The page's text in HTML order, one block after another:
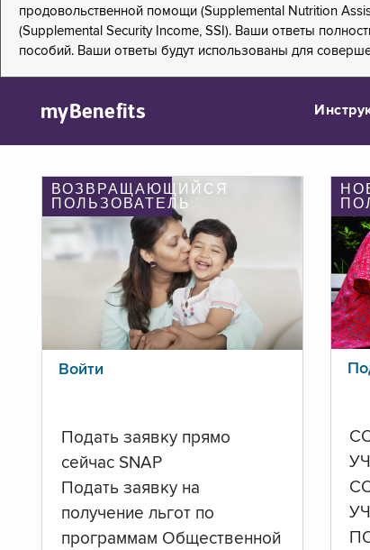
продовольственной помощи (Supplemental Nutrition
(Supplemental Security Income, SSI). Ваши ответы
пособий. Ваши ответы будут использованы для
myBenefits
ВОЗВРАЩАЮЩИЙСЯ
ПОЛЬЗОВАТЕЛЬ
Войти
Подать заявку прямо
сейчас SNAP
Подать заявку на
получение льгот по
программам Общественной